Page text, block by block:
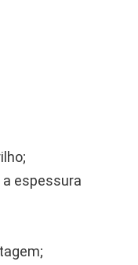
espessura